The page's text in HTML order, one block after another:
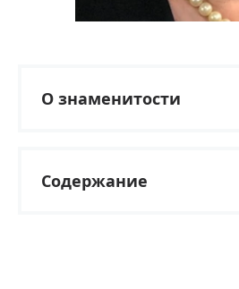
О знаменитости
Содержание